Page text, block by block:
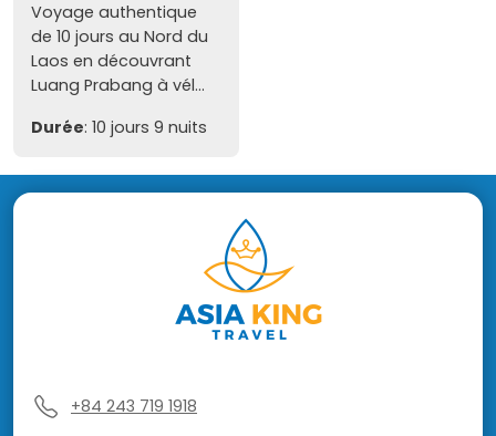
Voyage authentique
de 10 jours au Nord du
Laos en découvrant
Luang Prabang à vél...
Durée: 10 jours 9 nuits
+84 243 719 1918